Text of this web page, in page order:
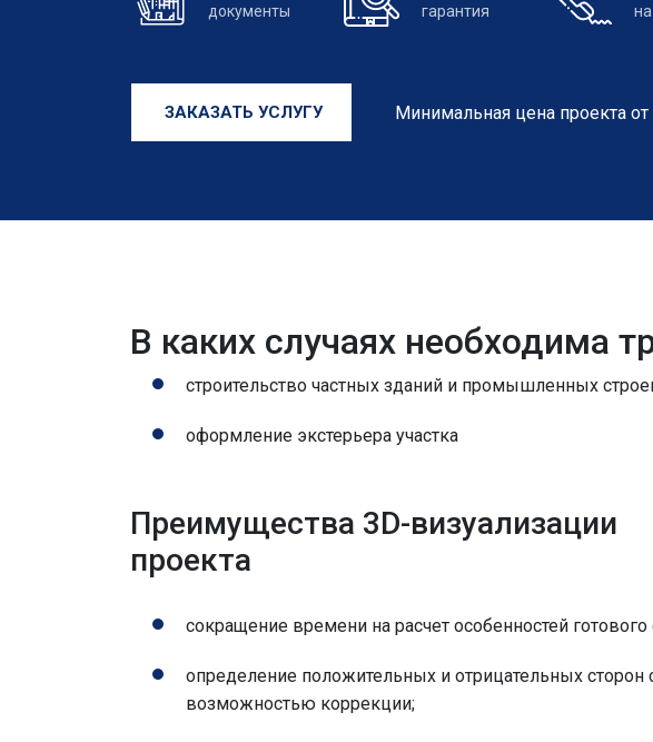
документы
гарантия
ЗАКАЗАТЬ УСЛУГУ Минимальная цена проекта от
В каких случаях необходима
строительство частных зданий и промышленных
оформление экстерьера участка
Преимущества 3D-визуализации
проекта
сокращение времени на расчет особенностей готового
определение положительных и отрицательных сторон
возможностью коррекции;